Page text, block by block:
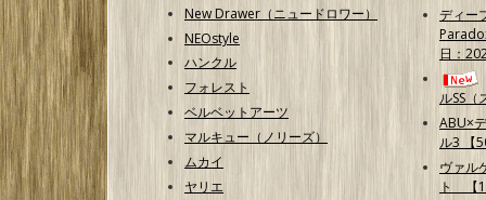
New Drawer（ニュードロワー）
NEOstyle
ハンクル
フォレスト
ベルベットアーツ
マルキュー（ノリーズ）
ムカイ
ヤリエ
ディー
日：
ルSS
ABU×
ル3 【
ヴァル
ト 【